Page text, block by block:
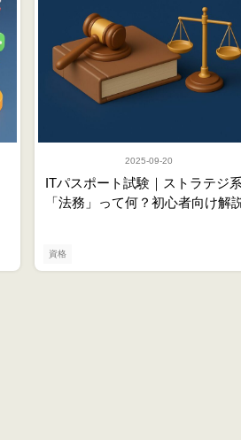
資格
2025-09-20
ITパスポート試験｜ストラテジ
「法務」って何？初心者向け解